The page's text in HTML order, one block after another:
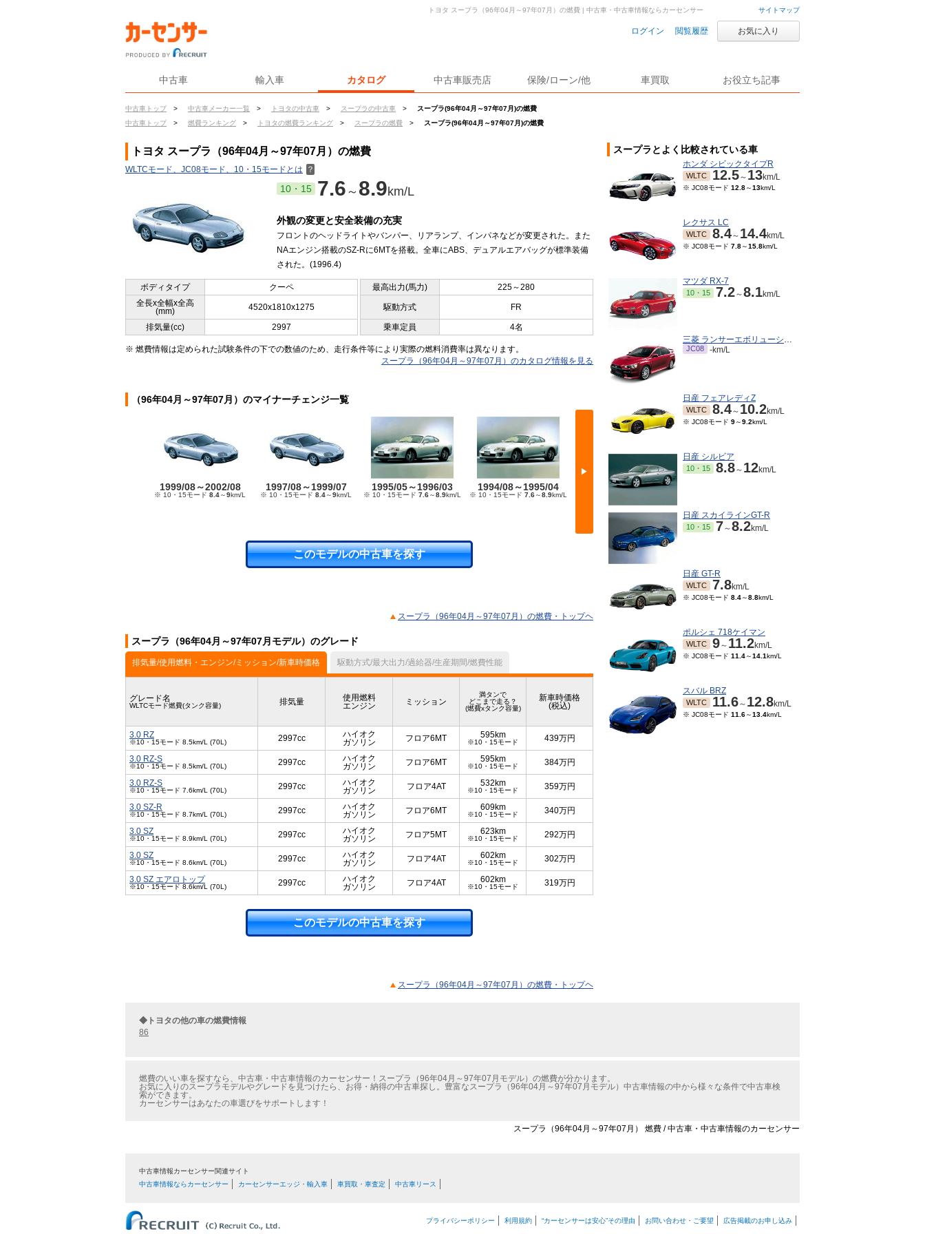
サイトマップ
ログイン 閲覧履歴 お気に入り
中古車 輸入車 カタログ 中古車販売店 保険/ローン/他 車買取 お役立ち記事
中古車トップ > 中古車メーカー一覧 > トヨタの中古車 > スープラの中古車 >
スープラ(96年04月～97年07月)の燃費
中古車トップ
> 燃費ランキング > トヨタの燃費ランキング > スープラの燃費 > スープラ(96年04月～97年07月)の燃費
トヨタ スープラ（96年04月～97年07月）の燃費 | 中古車・中古車情報ならカーセンサー
トヨタ スープラ（96年04月～97年07月）の燃費
WLTCモード、JC08モード、10・15モードとは ？
10・15 7.6 ～ 8.9km/L
外観の変更と安全装備の充実
フロントのヘッドライトやバンパー、リアランプ、インパネなどが変更された。また
NAエンジン搭載のSZ-Rに6MTを搭載。全車にABS、デュアルエアバッグが標準装備
された。(1996.4)
ボディタイプ クーペ 最高出力(馬力)
225～280
全長x全幅x全高
(mm)
4520x1810x1275 駆動方式 FR
排気量(cc) 2997 乗車定員 4名
※ 燃費情報は定められた試験条件の下での数値のため、走行条件等により実際の燃料消費率は異なります。
スープラ（96年04月～97年07月）のカタログ情報を見る
（96年04月～97年07月）のマイナーチェンジ一覧
▶
1999/08～2002/08
※ 10・15モード 8.4～9km/L
1997/08～1999/07
※ 10・15モード 8.4～9km/L
1995/05～1996/03
※ 10・15モード 7.6～8.9km/L
1994/08～1995/04
※ 10・15モード 7.6～8.9km/L
1993/05～1994/07
このモデルの中古車を探す
スープラ（96年04月～97年07月）の燃費・トップヘ
スープラ（96年04月～97年07月モデル）のグレード
排気量/使用燃料・エンジン/ミッション/新車時価格 駆動方式/最大出力/過給器/生産期間/燃費性能
グレード名
WLTCモード燃費(タンク容量) 排気量
使用燃料
エンジン
ミッション
満タンで
どこまで走る？
(燃費xタンク容量)
新車時価格
(税込)
3.0 RZ
※10・15モード 8.5km/L (70L) 2997cc
ハイオク
ガソリン
フロア6MT 595km
※10・15モード 439万円
3.0 RZ-S
※10・15モード 8.5km/L (70L) 2997cc
ハイオク
ガソリン
フロア6MT 595km
※10・15モード 384万円
3.0 RZ-S
※10・15モード 7.6km/L (70L) 2997cc
ハイオク
ガソリン
フロア4AT 532km
※10・15モード 359万円
3.0 SZ-R
※10・15モード 8.7km/L (70L) 2997cc
ハイオク
ガソリン
フロア6MT 609km
※10・15モード 340万円
3.0 SZ
※10・15モード 8.9km/L (70L) 2997cc
ハイオク
ガソリン
フロア5MT 623km
※10・15モード 292万円
3.0 SZ
※10・15モード 8.6km/L (70L) 2997cc
ハイオク
ガソリン
フロア4AT 602km
※10・15モード 302万円
3.0 SZ エアロトップ
※10・15モード 8.6km/L (70L) 2997cc
ハイオク
ガソリン
フロア4AT 602km
※10・15モード 319万円
このモデルの中古車を探す
スープラ（96年04月～97年07月）の燃費・トップヘ
スープラとよく比較されている車
ホンダ シビックタイプR
WLTC 12.5～ 13km/L
※ JC08モード 12.8～13km/L
レクサス LC
WLTC 8.4～ 14.4km/L
※ JC08モード 7.8～15.8km/L
マツダ RX-7
10・15 7.2～8.1km/L
三菱 ランサーエボリューション
JC08 -km/L
日産 フェアレディZ
WLTC 8.4～ 10.2km/L
※ JC08モード 9～9.2km/L
日産 シルビア
10・15 8.8～ 12km/L
日産 スカイラインGT-R
10・15 7～8.2km/L
日産 GT-R
WLTC 7.8km/L
※ JC08モード 8.4～8.8km/L
ポルシェ 718ケイマン
WLTC 9～ 11.2km/L
※ JC08モード 11.4～14.1km/L
スバル BRZ
WLTC 11.6～ 12.8km/L
※ JC08モード 11.6～13.4km/L
◆トヨタの他の車の燃費情報
86
燃費のいい車を探すなら、中古車・中古車情報のカーセンサー！スープラ（96年04月～97年07月モデル）の燃費が分かります。
お気に入りのスープラモデルやグレードを見つけたら、お得・納得の中古車探し。豊富なスープラ（96年04月～97年07月モデル）中古車情報の中から様々な条件で中古車検
索ができます。
カーセンサーはあなたの車選びをサポートします！
スープラ（96年04月～97年07月） 燃費 / 中古車・中古車情報のカーセンサー
中古車情報カーセンサー関連サイト
中古車情報ならカーセンサー
カーセンサーエッジ・輸入車 車買取・車査定 中古車リース
プライバシーポリシー 利用規約 “カーセンサーは安心”その理由 お問い合わせ・ご要望 広告掲載のお申し込み